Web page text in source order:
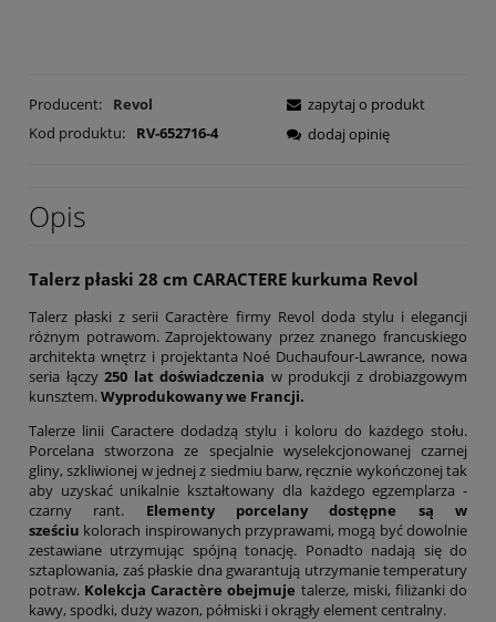
Producent:
Revol
Kod produktu:
RV-652716-4
zapytaj o produkt
dodaj opinię
Opis
Talerz płaski 28 cm CARACTERE kurkuma Revol
Talerz płaski z serii Caractère firmy Revol doda stylu i elegancji
różnym potrawom. Zaprojektowany przez znanego francuskiego
architekta wnętrz i projektanta Noé Duchaufour-Lawrance, nowa
seria łączy 250 lat doświadczenia w produkcji z drobiazgowym
kunsztem.Wyprodukowany we Francji.
Talerze linii Caractere dodadzą stylu i koloru do każdego stołu.
Porcelana stworzona ze specjalnie wyselekcjonowanej czarnej
gliny, szkliwionej w jednej z siedmiu barw, ręcznie wykończonej tak
aby uzyskać unikalnie kształtowany dla każdego egzemplarza -
czarny rant. Elementy porcelany dostępne są w
sześciu kolorach inspirowanych przyprawami, mogą być dowolnie
zestawiane utrzymując spójną tonację. Ponadto nadają się do
sztaplowania, zaś płaskie dna gwarantują utrzymanie temperatury
potraw. Kolekcja Caractère obejmuje talerze, miski, filiżanki do
kawy, spodki, duży wazon, półmiski i okrągły element centralny.